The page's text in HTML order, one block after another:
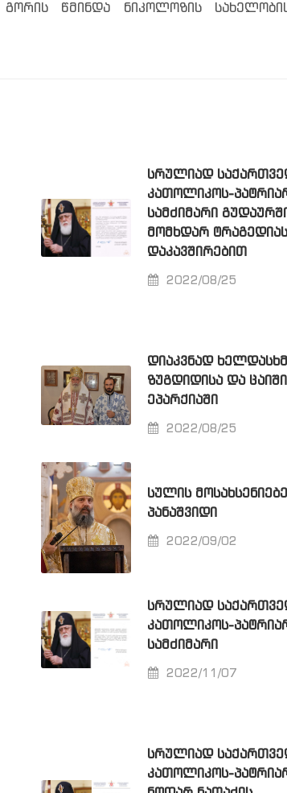
წმინდა ნიკოლოზის
ᲡᲠᲣᲚᲘᲐᲓ
ᲙᲐᲗᲝᲚᲘᲙᲝᲡ-
ᲡᲐᲛᲫᲘᲛᲐᲠᲘ
ᲛᲝᲛᲮᲓᲐᲠ
ᲓᲐᲙᲐᲕᲨᲘᲠᲔᲑᲘᲗ
2022/08/25
ᲓᲘᲐᲙᲕᲜᲐᲓ
ᲖᲣᲒᲓᲘᲓᲘᲡᲐ ᲓᲐ
ᲔᲞᲐᲠᲥᲘᲐᲨᲘ
2022/08/25
ᲡᲣᲚᲘᲡ
ᲞᲐᲜᲐᲨᲕᲘᲓᲘ
2022/09/02
ᲡᲠᲣᲚᲘᲐᲓ
ᲙᲐᲗᲝᲚᲘᲙᲝᲡ-
ᲡᲐᲛᲫᲘᲛᲐᲠᲘ
2022/11/07
ᲡᲠᲣᲚᲘᲐᲓ
ᲙᲐᲗᲝᲚᲘᲙᲝᲡ-